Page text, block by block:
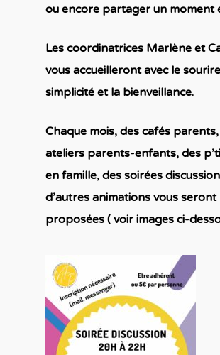
ou encore partager un moment
Les coordinatrices Marlène et
vous accueilleront avec le
simplicité et la bienveillance.
Chaque mois, des cafés
ateliers parents-enfants, des
en famille, des soirées
d’autres animations vous seront
proposées ( voir images ci-
De